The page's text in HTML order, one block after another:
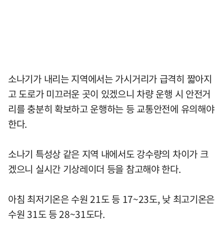
소나기가 내리는 지역에서는 가시거리가 급격히 짧아지
고 도로가 미끄러운 곳이 있겠으니 차량 운행 시 안전거
리를 충분히 확보하고 운행하는 등 교통안전에 유의해야
한다.
소나기 특성상 같은 지역 내에서도 강수량의 차이가 크
겠으니 실시간 기상레이더 등을 참고해야 한다.
아침 최저기온은 수원 21도 등 17~23도, 낮 최고기온은
수원 31도 등 28~31도다.